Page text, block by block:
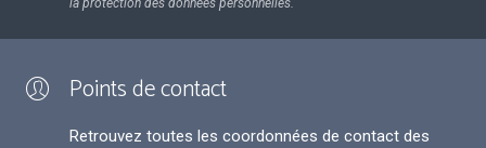
Points de contact
Retrouvez toutes les coordonnées de contact des